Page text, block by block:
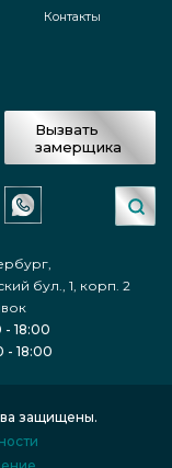
Контакты
Вызвать
замерщика
бул., 1, корп. 2
18:00
- 18:00
защищены.